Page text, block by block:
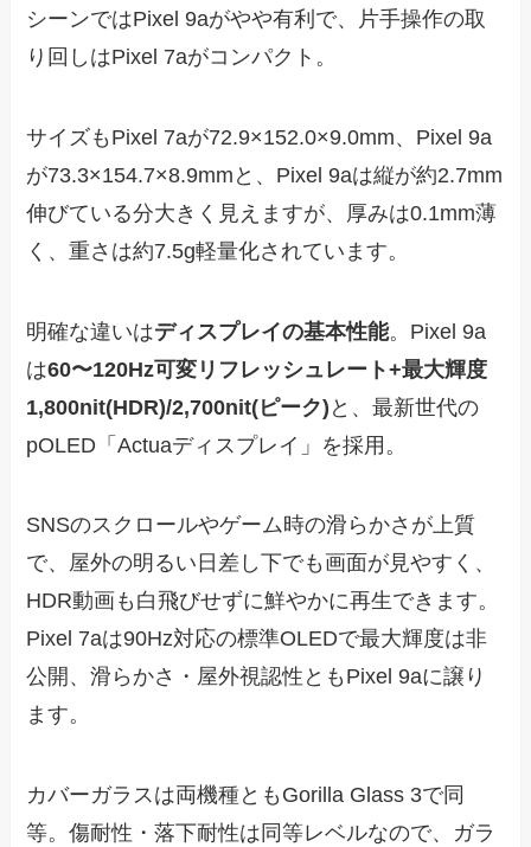
シーンではPixel 9aがやや有利で、片手操作の取
り回しはPixel 7aがコンパクト。
サイズもPixel 7aが72.9×152.0×9.0mm、Pixel 9a
が73.3×154.7×8.9mmと、Pixel 9aは縦が約2.7mm
伸びている分大きく見えますが、厚みは0.1mm薄
く、重さは約7.5g軽量化されています。
明確な違いはディスプレイの基本性能。Pixel 9a
は60〜120Hz可変リフレッシュレート+最大輝度
1,800nit(HDR)/2,700nit(ピーク) と、最新世代の
pOLED「Actuaディスプレイ」を採用。
SNSのスクロールやゲーム時の滑らかさが上質
で、屋外の明るい日差し下でも画面が見やすく、
HDR動画も白飛びせずに鮮やかに再生できます。
Pixel 7aは90Hz対応の標準OLEDで最大輝度は非
公開、滑らかさ・屋外視認性ともPixel 9aに譲り
ます。
カバーガラスは両機種ともGorilla Glass 3で同
等。傷耐性・落下耐性は同等レベルなので、ガラ